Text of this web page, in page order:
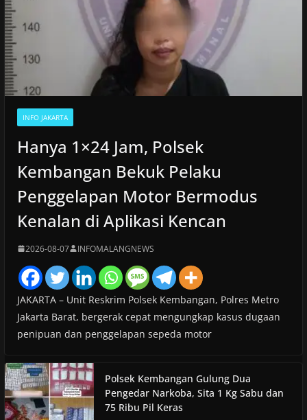
INFO JAKARTA
Hanya 1×24 Jam, Polsek
Kembangan Bekuk Pelaku
Penggelapan Motor Bermodus
Kenalan di Aplikasi Kencan
2026-08-07 INFOMALANGNEWS
JAKARTA – Unit Reskrim Polsek Kembangan, Polres Metro
Jakarta Barat, bergerak cepat mengungkap kasus dugaan
penipuan dan penggelapan sepeda motor
Polsek Kembangan Gulung Dua
Pengedar Narkoba, Sita 1 Kg Sabu dan
75 Ribu Pil Keras